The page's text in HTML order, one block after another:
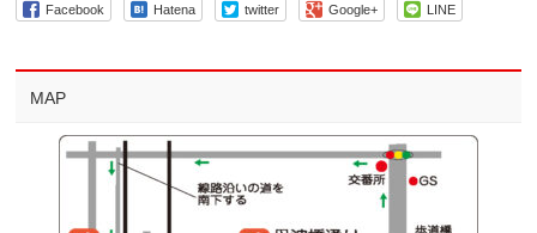
Facebook Hatena twitter Google+ LINE
MAP